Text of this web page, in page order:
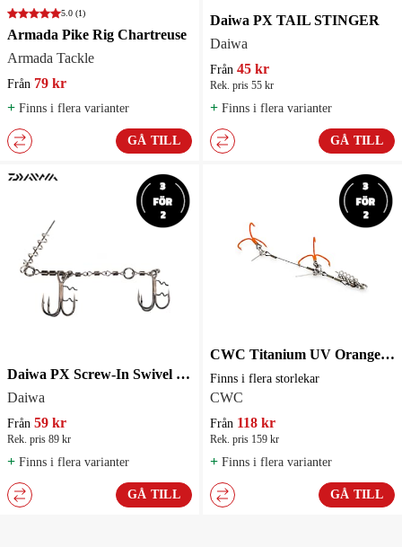
5.0 (1)
Armada Pike Rig Chartreuse
Armada Tackle
Från 79 kr
+ Finns i flera varianter
GÅ TILL
Daiwa PX TAIL STINGER
Daiwa
Från 45 kr
Rek. pris 55 kr
+ Finns i flera varianter
GÅ TILL
Daiwa PX Screw-In Swivel Saqsas Stinger 1-pack
Daiwa
Från 59 kr
Rek. pris 89 kr
+ Finns i flera varianter
GÅ TILL
CWC Titanium UV Orange Stinger - flera storlekar
Finns i flera storlekar
CWC
Från 118 kr
Rek. pris 159 kr
+ Finns i flera varianter
GÅ TILL